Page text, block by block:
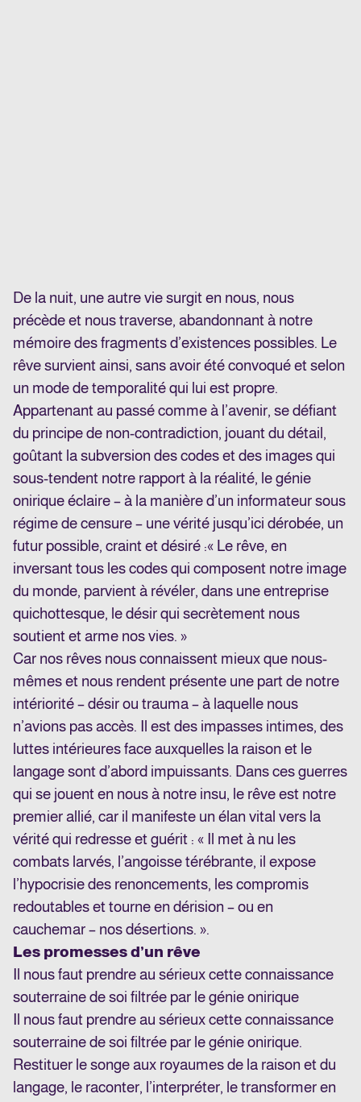
De la nuit, une autre vie surgit en nous, nous
précède et nous traverse, abandonnant à notre
mémoire des fragments d’existences possibles. Le
rêve survient ainsi, sans avoir été convoqué et selon
un mode de temporalité qui lui est propre.
Appartenant au passé comme à l’avenir, se défiant
du principe de non-contradiction, jouant du détail,
goûtant la subversion des codes et des images qui
sous-tendent notre rapport à la réalité, le génie
onirique éclaire – à la manière d’un informateur sous
régime de censure – une vérité jusqu’ici dérobée, un
futur possible, craint et désiré :« Le rêve, en
inversant tous les codes qui composent notre image
du monde, parvient à révéler, dans une entreprise
quichottesque, le désir qui secrètement nous
soutient et arme nos vies. »
Car nos rêves nous connaissent mieux que nous-
mêmes et nous rendent présente une part de notre
intériorité – désir ou trauma – à laquelle nous
n’avions pas accès. Il est des impasses intimes, des
luttes intérieures face auxquelles la raison et le
langage sont d’abord impuissants. Dans ces guerres
qui se jouent en nous à notre insu, le rêve est notre
premier allié, car il manifeste un élan vital vers la
vérité qui redresse et guérit : « Il met à nu les
combats larvés, l’angoisse térébrante, il expose
l’hypocrisie des renoncements, les compromis
redoutables et tourne en dérision – ou en
cauchemar – nos désertions. ».
Les promesses d’un rêve
Il nous faut prendre au sérieux cette connaissance
souterraine de soi filtrée par le génie onirique
Il nous faut prendre au sérieux cette connaissance
souterraine de soi filtrée par le génie onirique.
Restituer le songe aux royaumes de la raison et du
langage, le raconter, l’interpréter, le transformer en